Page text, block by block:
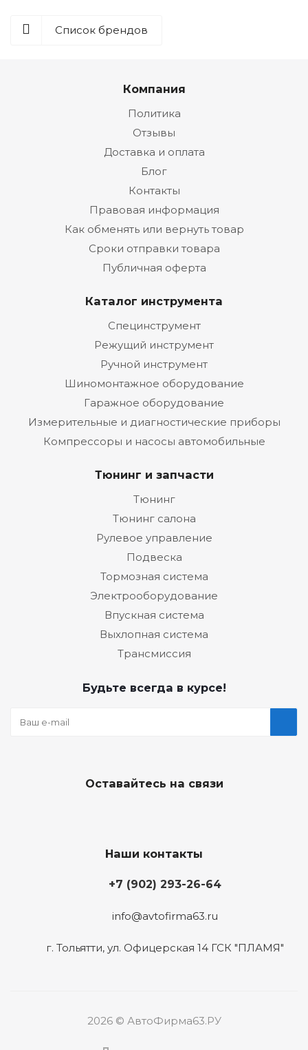
Список брендов
Компания
Политика
Отзывы
Доставка и оплата
Блог
Контакты
Правовая информация
Как обменять или вернуть товар
Сроки отправки товара
Публичная оферта
Каталог инструмента
Специнструмент
Режущий инструмент
Ручной инструмент
Шиномонтажное оборудование
Гаражное оборудование
Измерительные и диагностические приборы
Компрессоры и насосы автомобильные
Тюнинг и запчасти
Тюнинг
Тюнинг салона
Рулевое управление
Подвеска
Тормозная система
Электрооборудование
Впускная система
Выхлопная система
Трансмиссия
Будьте всегда в курсе!
Оставайтесь на связи
Наши контакты
+7 (902) 293-26-64
info@avtofirma63.ru
г. Тольятти, ул. Офицерская 14 ГСК "ПЛАМЯ"
2026 © АвтоФирма63.РУ